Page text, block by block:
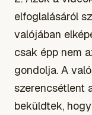
elfoglalásáról
valójában
csak épp nem
gondolja. A
szerencsétlent
beküldtek,